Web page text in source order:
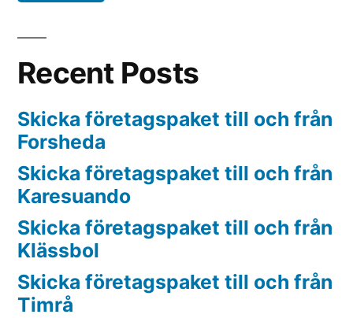
Recent Posts
Skicka företagspaket till och från
Forsheda
Skicka företagspaket till och från
Karesuando
Skicka företagspaket till och från
Klässbol
Skicka företagspaket till och från
Timrå